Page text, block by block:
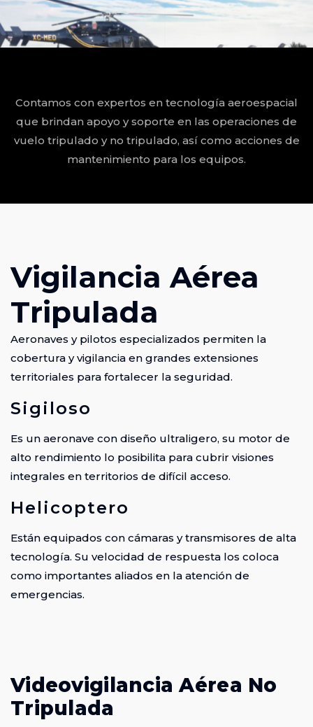
Contamos con expertos en tecnología aeroespacial
que brindan apoyo y soporte en las operaciones de
vuelo tripulado y no tripulado, así como acciones de
mantenimiento para los equipos.
Vigilancia Aérea
Tripulada
Aeronaves y pilotos especializados permiten la
cobertura y vigilancia en grandes extensiones
territoriales para fortalecer la seguridad.
Sigiloso
Es un aeronave con diseño ultraligero, su motor de
alto rendimiento lo posibilita para cubrir visiones
integrales en territorios de difícil acceso.
Helicoptero
Están equipados con cámaras y transmisores de alta
tecnología. Su velocidad de respuesta los coloca
como importantes aliados en la atención de
emergencias.
Videovigilancia Aérea No
Tripulada